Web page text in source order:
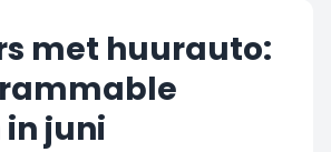
met huurauto:
juni